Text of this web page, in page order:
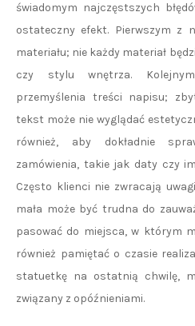
świadomym najczęstszych
ostateczny efekt. Pierwszym z
materiału; nie każdy materiał
czy stylu wnętrza.
przemyślenia treści napisu;
tekst może nie wyglądać
również, aby dokładnie
zamówienia, takie jak daty czy
Często klienci nie zwracają
mała może być trudna do
pasować do miejsca, w którym
również pamiętać o czasie
statuetkę na ostatnią chwilę,
związany z opóźnieniami.